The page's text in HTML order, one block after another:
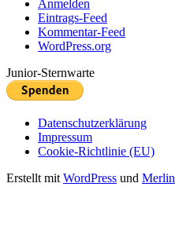
Anmelden
Eintrags-Feed
Kommentar-Feed
WordPress.org
Junior-Sternwarte
Datenschutzerklärung
Impressum
Cookie-Richtlinie (EU)
Erstellt mit WordPress und Merlin